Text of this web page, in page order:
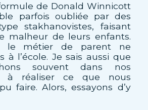
de Donald Winnicott
parfois oubliée par des
stakhanovistes, faisant
malheur de leurs enfants.
le métier de parent ne
à l’école. Je sais aussi que
souvent dans nos
à réaliser ce que nous
faire. Alors, essayons d’y